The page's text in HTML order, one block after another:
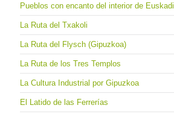
Pueblos con encanto del interior de Euskadi
La Ruta del Txakoli
La Ruta del Flysch (Gipuzkoa)
La Ruta de los Tres Templos
La Cultura Industrial por Gipuzkoa
El Latido de las Ferrerías